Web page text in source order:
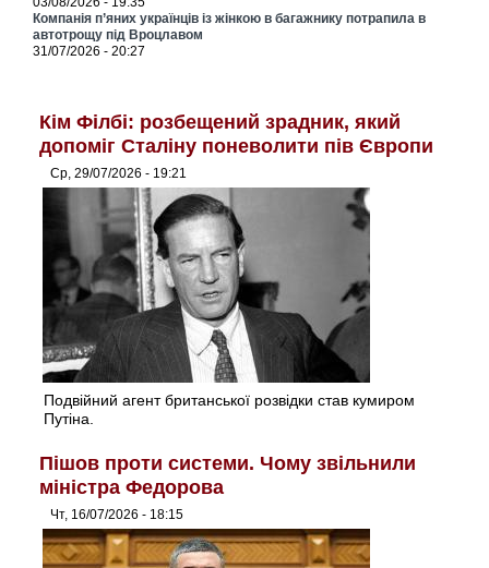
Компанія п’яних українців із жінкою в багажнику потрапила в
автотрощу під Вроцлавом
31/07/2026 - 20:27
Кім Філбі: розбещений зрадник, який
допоміг Сталіну поневолити пів Європи
Ср, 29/07/2026 - 19:21
Подвійний агент британської розвідки став кумиром
Путіна.
Пішов проти системи. Чому звільнили
міністра Федорова
Чт, 16/07/2026 - 18:15